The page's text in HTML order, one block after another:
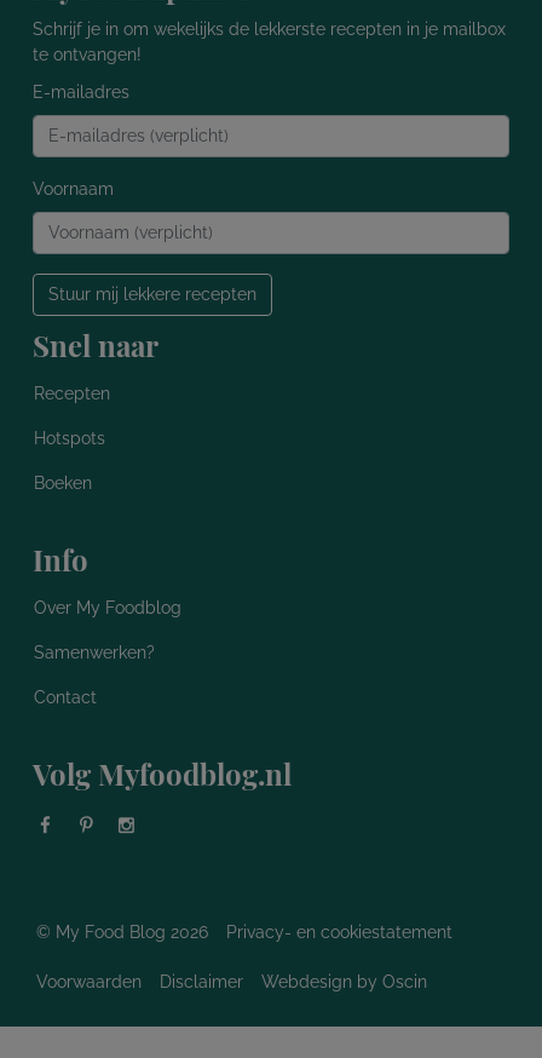
Schrijf je in om wekelijks de lekkerste recepten in je mailbox
te ontvangen!
E-mailadres
Voornaam
Stuur mij lekkere recepten
Snel naar
Recepten
Hotspots
Boeken
Info
Over My Foodblog
Samenwerken?
Contact
Volg Myfoodblog.nl
© My Food Blog 2026 Privacy- en cookiestatement
Voorwaarden Disclaimer Webdesign by Oscin